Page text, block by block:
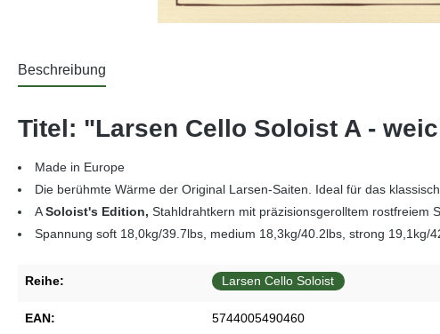
Beschreibung
Titel: "Larsen Cello Soloist A -
Made in Europe
Die berühmte Wärme der Original Larsen-Saiten. Ideal für das
ASoloist's Edition, Stahldrahtkern mit präzisionsgerolltem rostfreiem
Spannung soft 18,0kg/39.7lbs, medium 18,3kg/40.2lbs, strong 19,1kg/
Reihe: Larsen Cello Soloist
EAN: 5744005490460